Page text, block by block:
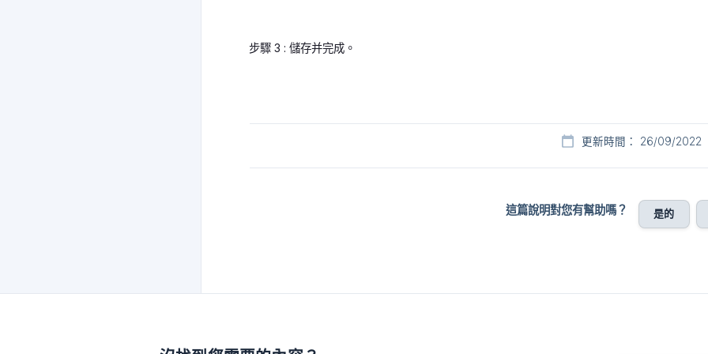
步驟 3 : 儲存并完成。
更新時間： 26/09/2022
這篇說明對您有幫助嗎？ 是的